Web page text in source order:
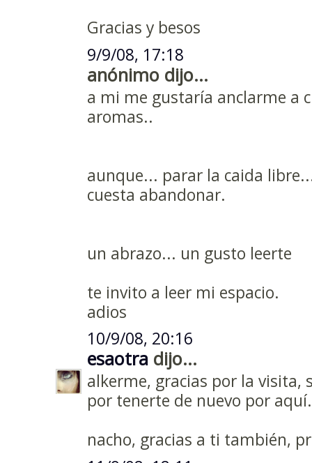
Gracias y besos
9/9/08, 17:18
anónimo dijo...
a mi me gustaría anclarme a
aromas..
aunque... parar la caida
cuesta abandonar.
un abrazo... un gusto leerte
te invito a leer mi espacio.
adios
10/9/08, 20:16
esaotra dijo...
alkerme, gracias por la
por tenerte de nuevo por
nacho, gracias a ti también,